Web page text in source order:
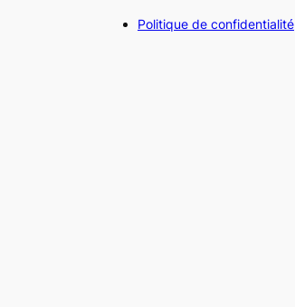
Politique de confidentialité